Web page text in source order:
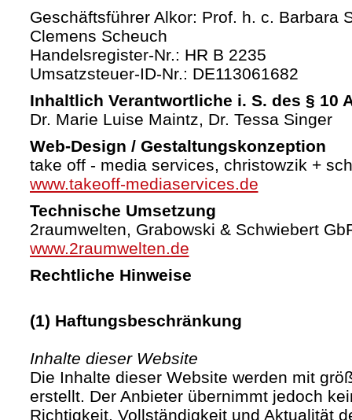
Geschäftsführer Alkor: Prof. h. c. Barbara
Clemens Scheuch
Handelsregister-Nr.: HR B 2235
Umsatzsteuer-ID-Nr.: DE113061682
Inhaltlich Verantwortliche i. S. des § 10
Dr. Marie Luise Maintz, Dr. Tessa Singer
Web-Design / Gestaltungskonzeption
take off - media services, christowzik +
www.takeoff-mediaservices.de
Technische Umsetzung
2raumwelten, Grabowski & Schwiebert
www.2raumwelten.de
Rechtliche Hinweise
(1) Haftungsbeschränkung
Inhalte dieser Website
Die Inhalte dieser Website werden mit
erstellt. Der Anbieter übernimmt jedoch
Richtigkeit, Vollständigkeit und Aktualität